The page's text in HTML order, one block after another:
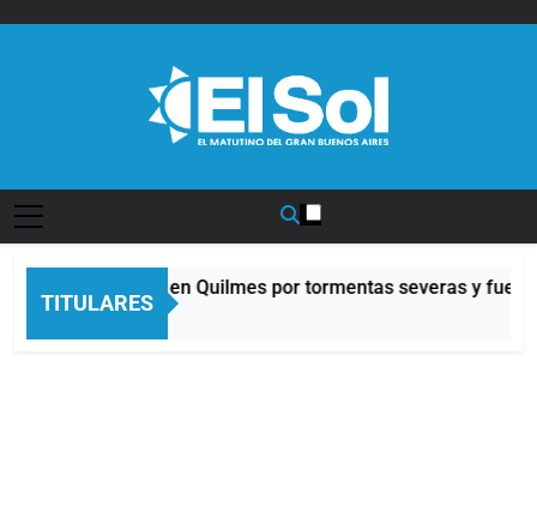
TITULARES
Alerta naranja en Quilmes por tormentas severas y fuertes
3 Horas Atrás